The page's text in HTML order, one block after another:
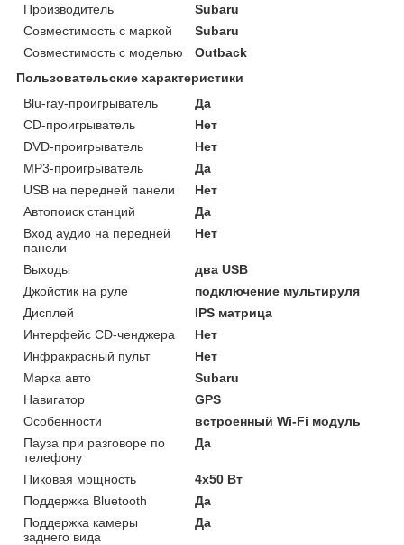
Производитель
Subaru
Совместимость с маркой
Subaru
Совместимость с моделью
Outback
Пользовательские характеристики
Blu-ray-проигрыватель
Да
CD-проигрыватель
Нет
DVD-проигрыватель
Нет
MP3-проигрыватель
Да
USB на передней панели
Нет
Автопоиск станций
Да
Вход аудио на передней
панели
Нет
Выходы
два USB
Джойстик на руле
подключение мультируля
Дисплей
IPS матрица
Интерфейс CD-ченджера
Нет
Инфракрасный пульт
Нет
Марка авто
Subaru
Навигатор
GPS
Особенности
встроенный Wi-Fi модуль
Пауза при разговоре по
телефону
Да
Пиковая мощность
4x50 Вт
Поддержка Bluetooth
Да
Поддержка камеры
заднего вида
Да